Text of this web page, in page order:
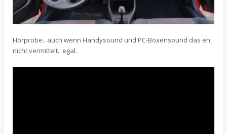
Hörprobe.. auch wenn Handysound und PC-Boxensound das eh
nicht vermittelt.. egal.